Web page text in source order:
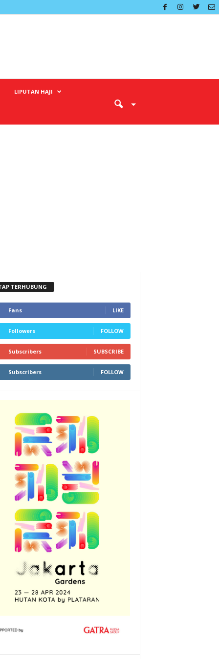
LIPUTAN HAJI
TERHUBUNG
Fans LIKE
Followers FOLLOW
Subscribers SUBSCRIBE
Subscribers FOLLOW